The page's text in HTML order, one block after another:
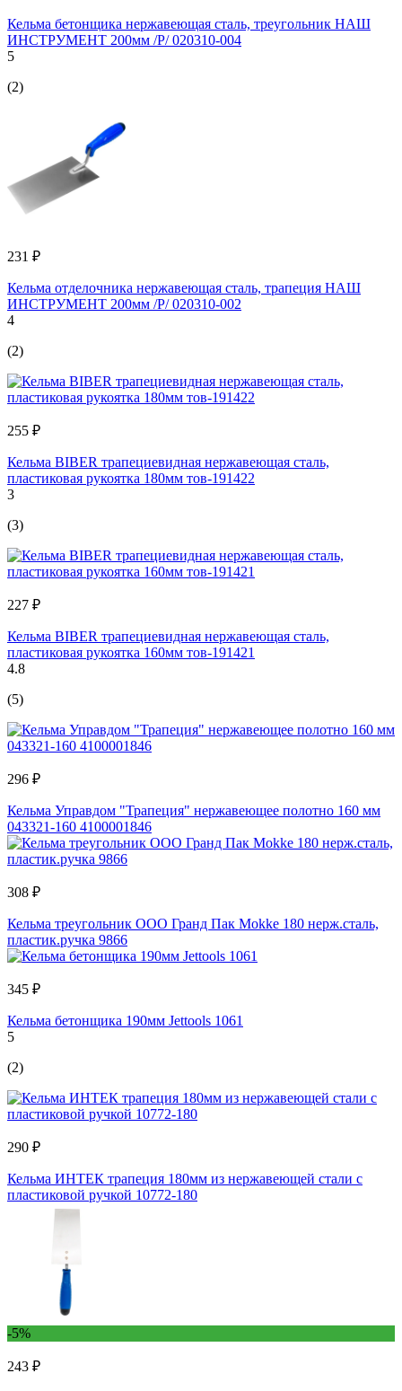
Кельма бетонщика нержавеющая сталь, треугольник НАШ
ИНСТРУМЕНТ 200мм /Р/ 020310-004
5
(2)
231 ₽
Кельма отделочника нержавеющая сталь, трапеция НАШ
ИНСТРУМЕНТ 200мм /Р/ 020310-002
4
(2)
255 ₽
Кельма BIBER трапециевидная нержавеющая сталь,
пластиковая рукоятка 180мм тов-191422
3
(3)
227 ₽
Кельма BIBER трапециевидная нержавеющая сталь,
пластиковая рукоятка 160мм тов-191421
4.8
(5)
296 ₽
Кельма Управдом "Трапеция" нержавеющее полотно 160 мм
043321-160 4100001846
308 ₽
Кельма треугольник ООО Гранд Пак Mokke 180 нерж.сталь,
пластик.ручка 9866
345 ₽
Кельма бетонщика 190мм Jettools 1061
5
(2)
290 ₽
Кельма ИНТЕК трапеция 180мм из нержавеющей стали с
пластиковой ручкой 10772-180
-5%
243 ₽